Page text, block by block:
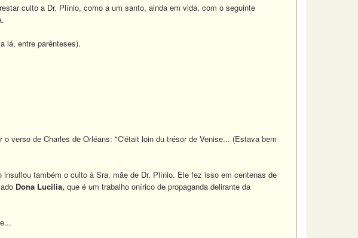
culto a Dr. Plínio, como a um santo, ainda em vida, com o seguinte
lá, entre parênteses).
verso de Charles de Orléans: "C'était loin du trésor de Venise... (Estava bem
também o culto à Sra, mãe de Dr. Plínio. Ele fez isso em centenas de
Dona Lucília, que é um trabalho onírico de propaganda delirante da